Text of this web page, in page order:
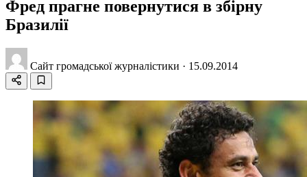
Фред прагне повернутися в збірну
Бразилії
Сайт громадської журналістики · 15.09.2014